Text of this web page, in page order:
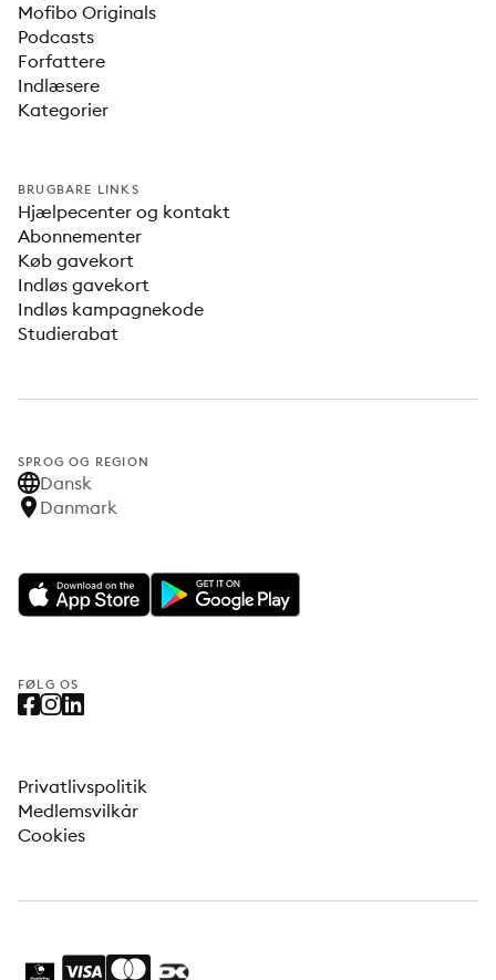
Mofibo Originals
Podcasts
Forfattere
Indlæsere
Kategorier
BRUGBARE LINKS
Hjælpecenter og kontakt
Abonnementer
Køb gavekort
Indløs gavekort
Indløs kampagnekode
Studierabat
SPROG OG REGION
Dansk
Danmark
FØLG OS
Privatlivspolitik
Medlemsvilkår
Cookies